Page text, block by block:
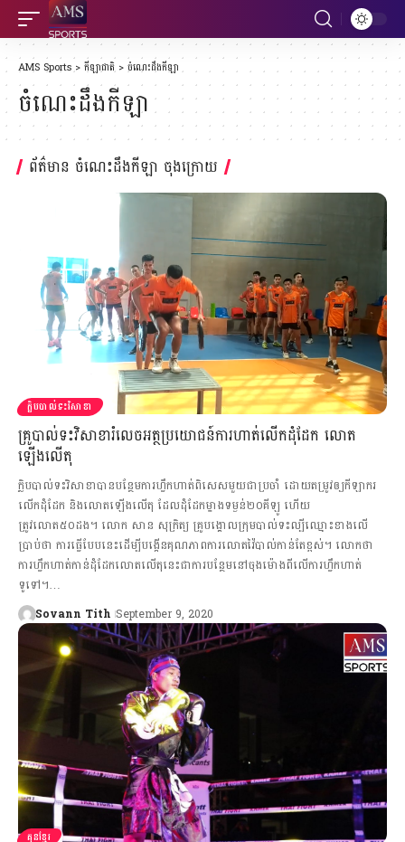
AMS Sports> កីឡាជាតិ> ចំណេះដឹងកីឡា
ចំណេះដឹងកីឡា
ព័ត៌មាន ចំណេះដឹងកីឡា ចុងក្រោយ
ក្លិបបាល់ទះវិសាខា
គ្រូបាល់ទះវិសាខារំលេចអត្ថប្រយោជន៍ការហាត់លើកដុំដែក លោត
ឡើងលើតុ
ក្លិបបាល់ទះវិសាខាបានបន្ថែមការហ្វឹកហាត់ពិសេសមួយជាប្រចាំ ដោយតម្រូវឲ្យកីឡាករ
លើកដុំដែក និងលោតឡើងលើតុ ដែលដុំដែកម្ខាងទម្ងន់២០គីឡូ ហើយ
ត្រូវលោត៥០ដង។ លោក សាន សុក្រិត្យ គ្រូបង្គោលក្រុមបាល់ទះល្បីឈ្មោះខាងលើ
ប្រាប់ថា ការធ្វើបែបនេះដើម្បីបង្កើនគុណភាពការលោតវ៉ៃបាល់កាន់តែខ្ពស់។ លោកថា
ការហ្វឹកហាត់កាន់ដុំដែកលោតលើតុនេះជាការបន្ថែមនៅចុងម៉ោងពីលើការហ្វឹកហាត់
ទូទៅ។…
Sovann Tith September 9, 2020
គុនខ្មែរ